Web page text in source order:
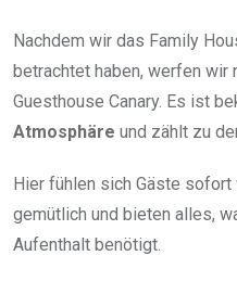
Nachdem wir das Family
betrachtet haben, werfen wir
Guesthouse Canary. Es ist
Atmosphäre und zählt zu
Hier fühlen sich Gäste
gemütlich und bieten alles,
Aufenthalt benötigt.